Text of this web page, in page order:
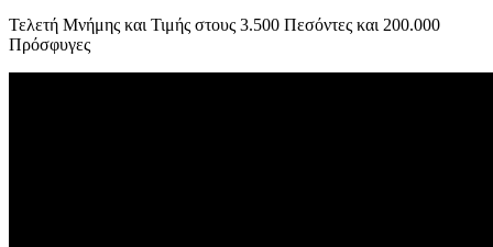
Τελετή Μνήμης και Τιμής στους 3.500 Πεσόντες και 200.000
Πρόσφυγες